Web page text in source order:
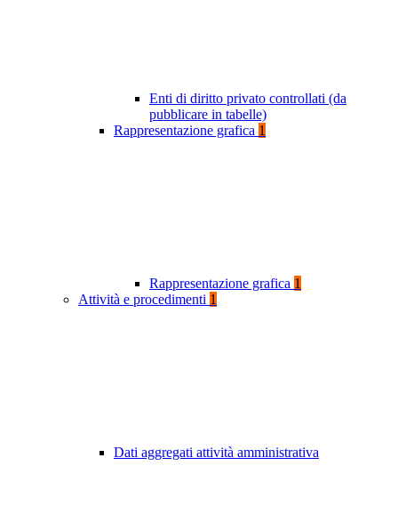
Enti di diritto privato controllati (da
pubblicare in tabelle)
Rappresentazione grafica 1
Rappresentazione grafica 1
Attività e procedimenti 1
Dati aggregati attività amministrativa